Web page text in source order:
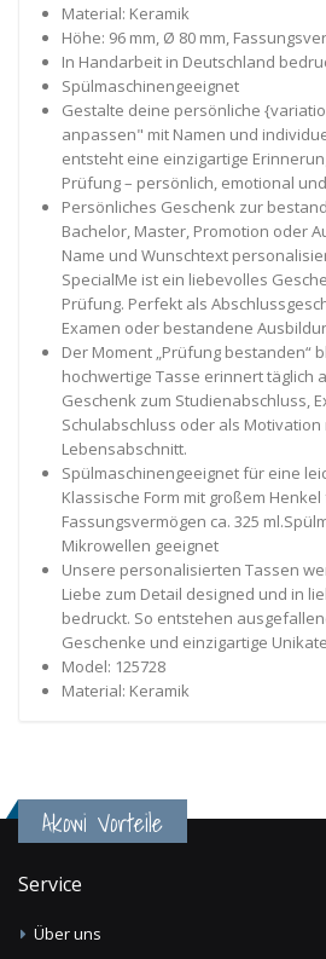
Material: Keramik
Höhe: 96 mm, Ø 80 mm,
In Handarbeit in Deutschland
Spülmaschinengeeignet
Gestalte deine persönliche
anpassen" mit Namen und
entsteht eine einzigartige
Prüfung – persönlich, emotional
Persönliches Geschenk zur
Bachelor, Master, Promotion oder
Name und Wunschtext
SpecialMe ist ein liebevolles
Prüfung. Perfekt als
Examen oder bestandene
Der Moment „Prüfung bestanden“
hochwertige Tasse erinnert täglich
Geschenk zum Studienabschluss,
Schulabschluss oder als
Lebensabschnitt.
Spülmaschinengeeignet für eine
Klassische Form mit großem
Fassungsvermögen ca. 325
Mikrowellen geeignet
Unsere personalisierten Tassen
Liebe zum Detail designed und in
bedruckt. So entstehen
Geschenke und einzigartige
Model: 125728
Material: Keramik
Akowi Vorteile
Service
Über uns